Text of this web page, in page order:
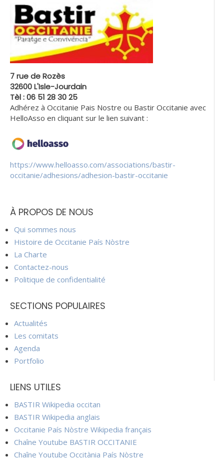
7 rue de Rozès
32600 L'Isle-Jourdain
Tèl : 06 51 28 30 25
Adhérez à Occitanie Pais Nostre ou Bastir Occitanie avec
HelloAsso en cliquant sur le lien suivant :
https://www.helloasso.com/associations/bastir-
occitanie/adhesions/adhesion-bastir-occitanie
À PROPOS DE NOUS
Qui sommes nous
Histoire de Occitanie País Nòstre
La Charte
Contactez-nous
Politique de confidentialité
SECTIONS POPULAIRES
Actualités
Les comitats
Agenda
Portfolio
LIENS UTILES
BASTIR Wikipedia occitan
BASTIR Wikipedia anglais
Occitanie País Nòstre Wikipedia français
Chaîne Youtube BASTIR OCCITANIE
Chaîne Youtube Occitània País Nòstre